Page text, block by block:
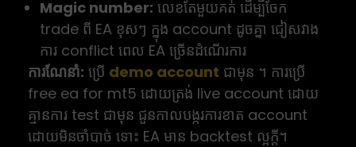
Magic number: លេខតែមួយគត់ ដើម្បីចែក
trade ពី EA ខុសៗ ក្នុង account ដូចគ្នា ជៀសវាង
ការ conflict ពេល EA ច្រើនដំណើរការ
ការណែនាំ: ប្រើ demo account ជាមុន ។ ការប្រើ
free ea for mt5 ដោយត្រង់ live account ដោយ
គ្មានការ test ជាមុន ជួនកាលបង្ករការខាត account
ដោយមិនចាំបាច់ ទោះ EA មាន backtest ល្អក្ដី។